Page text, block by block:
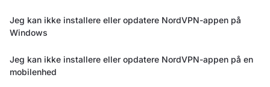
Jeg kan ikke installere eller opdatere NordVPN-appen på
Windows
Jeg kan ikke installere eller opdatere NordVPN-appen på en
mobilenhed